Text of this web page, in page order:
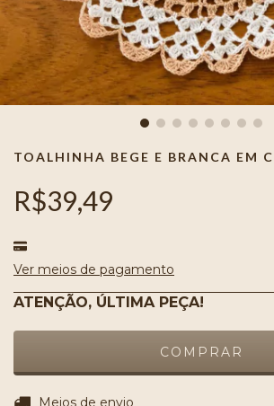
TOALHINHA BEGE E BRANCA EM
R$39,49
Ver meios de pagamento
ATENÇÃO, ÚLTIMA PEÇA!
Entregas para o CEP:
Meios de envio